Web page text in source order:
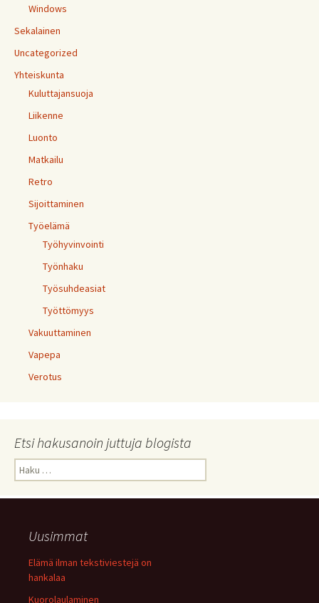
Windows
Sekalainen
Uncategorized
Yhteiskunta
Kuluttajansuoja
Liikenne
Luonto
Matkailu
Retro
Sijoittaminen
Työelämä
Työhyvinvointi
Työnhaku
Työsuhdeasiat
Työttömyys
Vakuuttaminen
Vapepa
Verotus
Etsi hakusanoin juttuja blogista
Haku:
Uusimmat
Elämä ilman tekstiviestejä on
hankalaa
Kuorolaulaminen